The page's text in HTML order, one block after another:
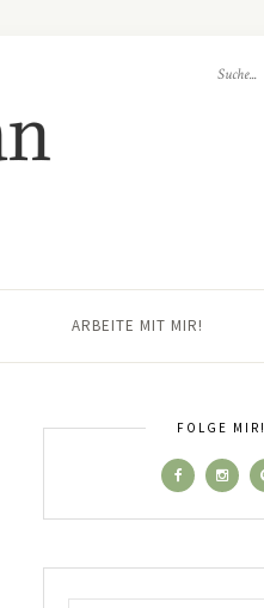
ARBEITE MIT MIR!
FOLGE MIR!